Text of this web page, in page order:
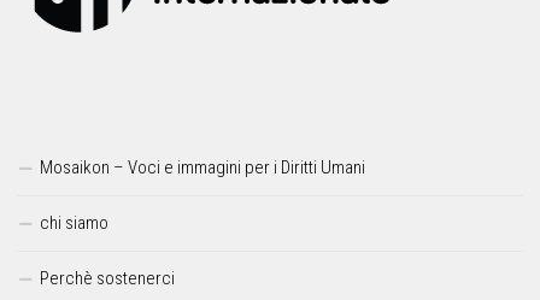
Mosaikon – Voci e immagini per i Diritti Umani
chi siamo
Perchè sostenerci